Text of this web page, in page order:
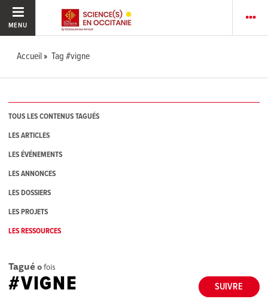
MENU
Accueil Tag #vigne
TOUS LES CONTENUS TAGUÉS
LES ARTICLES
LES ÉVÉNEMENTS
LES ANNONCES
LES DOSSIERS
LES PROJETS
LES RESSOURCES
Tagué 0fois
SUIVRE
#VIGNE